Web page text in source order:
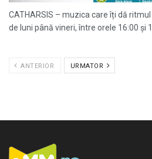
CATHARSIS – muzica care îți dă
de luni până vineri, între orele 16:00 și
ANTERIOR URMATOR